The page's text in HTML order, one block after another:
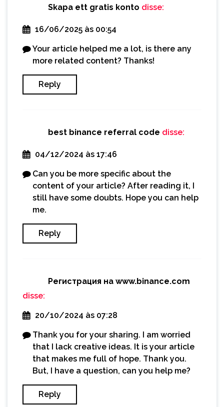
Skapa ett gratis konto disse:
16/06/2025 às 00:54
Your article helped me a lot, is there any
more related content? Thanks!
Reply
best binance referral code disse:
04/12/2024 às 17:46
Can you be more specific about the
content of your article? After reading it, I
still have some doubts. Hope you can help
me.
Reply
Регистрация на www.binance.com
disse:
20/10/2024 às 07:28
Thank you for your sharing. I am worried
that I lack creative ideas. It is your article
that makes me full of hope. Thank you.
But, I have a question, can you help me?
Reply